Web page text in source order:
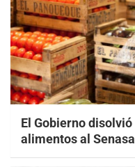
El Gobierno
alimentos al Senasa